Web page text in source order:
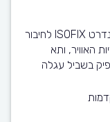
רכב זה מותאם לתינוקות - הוא עומד בסטנדרט ISOFIX לחיבור
האוויר, ותא